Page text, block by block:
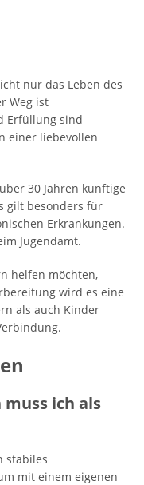
nur das Leben des
Weg ist
Erfüllung sind
einer liebevollen
30 Jahren künftige
gilt besonders für
Erkrankungen.
Jugendamt.
helfen möchten,
wird es eine
als auch Kinder
ich als
stabiles
mit einem eigenen